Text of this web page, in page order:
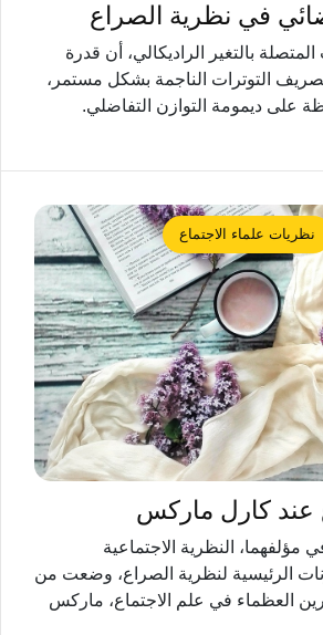
في نظرية الصراع
بالتغير الراديكالي، أن قدرة
التوترات الناجمة بشكل مستمر،
على ديمومة التوازن التفاضلي.
نظريات علماء الاجتماع
عند كارل ماركس
النظرية الاجتماعية
الرئيسية لنظرية الصراع، وضعت من
العظماء في علم الاجتماع، ماركس